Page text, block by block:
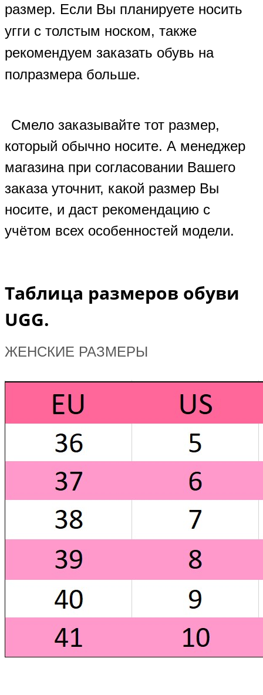
размер. Если Вы планируете носить
угги с толстым носком, также
рекомендуем заказать обувь на
полразмера больше.
Смело заказывайте тот размер,
который обычно носите. А менеджер
магазина при согласовании Вашего
заказа уточнит, какой размер Вы
носите, и даст рекомендацию с
учётом всех особенностей модели.
Таблица размеров обуви
UGG.
ЖЕНСКИЕ РАЗМЕРЫ